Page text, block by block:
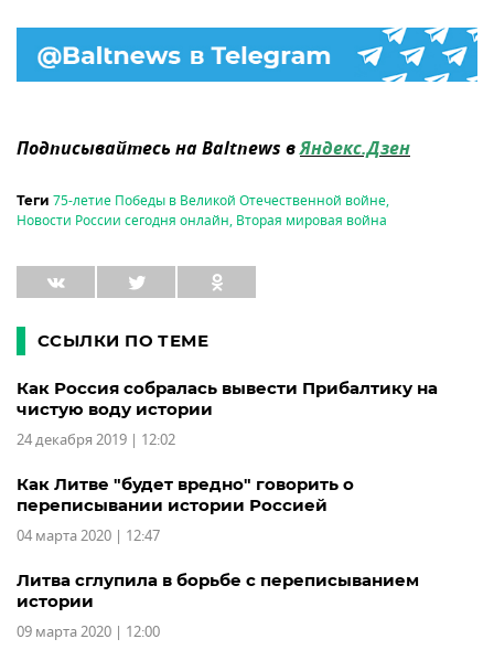
Подписывайтесь на Baltnews вЯндекс.Дзен
Теги 75-летие Победы в Великой Отечественной войне,
Новости России сегодня онлайн, Вторая мировая война
ССЫЛКИ ПО ТЕМЕ
Как Россия собралась вывести Прибалтику на
чистую воду истории
24 декабря 2019 | 12:02
Как Литве "будет вредно" говорить о
переписывании истории Россией
04 марта 2020 | 12:47
Литва сглупила в борьбе с переписыванием
истории
09 марта 2020 | 12:00